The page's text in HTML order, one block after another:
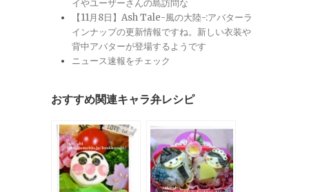
イやユーザーさんの島訪問な
【11月8日】Ash Tale-風の大陸-:アバターラ
インナップの更新情報ですね。新しい衣装や
背中アバターが登場するようです
ニュース速報をチェック
おすすめ関連キャラ弁レシピ